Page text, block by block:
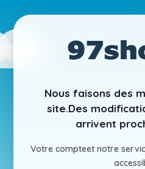
Nous faisons des
site.Des
arrivent
Votre compteet notre